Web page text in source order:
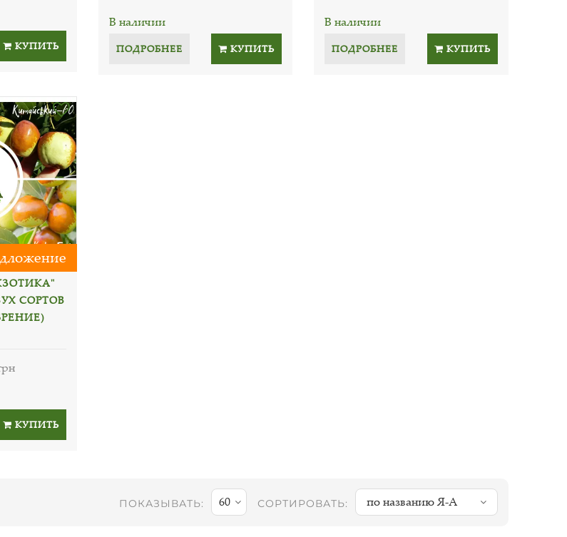
КУПИТЬ
В наличии
ПОДРОБНЕЕ КУПИТЬ
В наличии
ПОДРОБНЕЕ КУПИТЬ
СОРТОВ
КУПИТЬ
ПОКАЗЫВАТЬ: 60 СОРТИРОВАТЬ: по названию Я-А